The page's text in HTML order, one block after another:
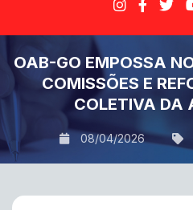
OAB-GO EMPOSSA
COMISSÕES E
COLETIVA DA
08/04/2026